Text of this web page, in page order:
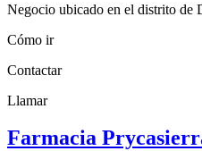
Negocio ubicado en el distrito de
Cómo ir
Contactar
Llamar
Farmacia